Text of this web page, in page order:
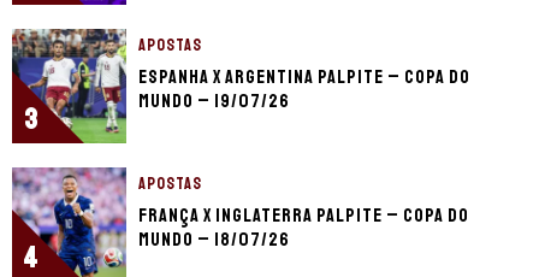
3
APOSTAS
Espanha x Argentina palpite – Copa do
Mundo – 19/07/26
4
APOSTAS
França x Inglaterra palpite – Copa do
Mundo – 18/07/26